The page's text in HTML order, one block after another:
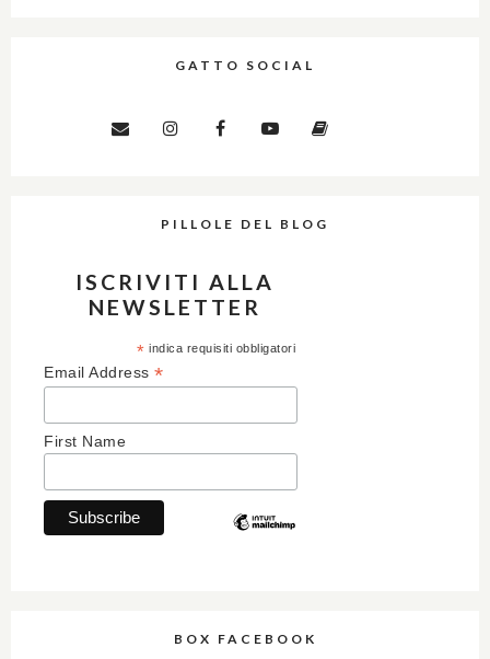
GATTO SOCIAL
PILLOLE DEL BLOG
ISCRIVITI ALLA
NEWSLETTER
* indica requisiti obbligatori
Email Address *
First Name
BOX FACEBOOK